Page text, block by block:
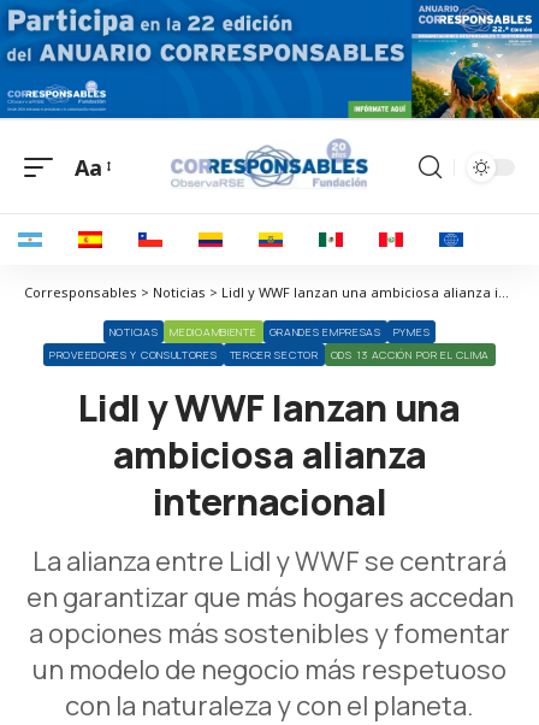
Aa
Corresponsables > Noticias > Lidl y WWF lanzan una ambiciosa alianza internacional
NOTICIAS MEDIOAMBIENTE GRANDES EMPRESAS
PYMES
PROVEEDORES Y CONSULTORES
TERCER SECTOR ODS 13 ACCIÓN POR EL CLIMA
Lidl y WWF lanzan una
ambiciosa alianza
internacional
La alianza entre Lidl y WWF se centrará
en garantizar que más hogares accedan
a opciones más sostenibles y fomentar
un modelo de negocio más respetuoso
con la naturaleza y con el planeta.